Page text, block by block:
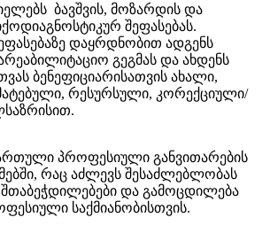
ბავშვის, მოზარდის და
შეფასებას.
დაყრდნობით ადგენს
გეგმას და ახდენს
ბენეფიციარისათვის ახალი,
რესურსული, კორექციული/
პროფესიული განვითარების
რაც აძლევს შესაძლებლობას
და გამოცდილება
საქმიანობისთვის.